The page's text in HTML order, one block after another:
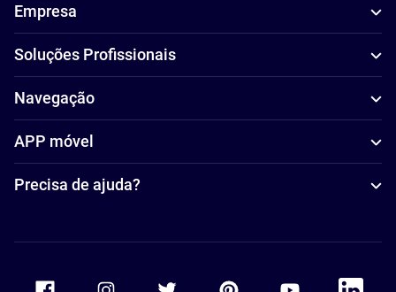
Empresa
Soluções Profissionais
Navegação
APP móvel
Precisa de ajuda?
Accor Youtube
Accor